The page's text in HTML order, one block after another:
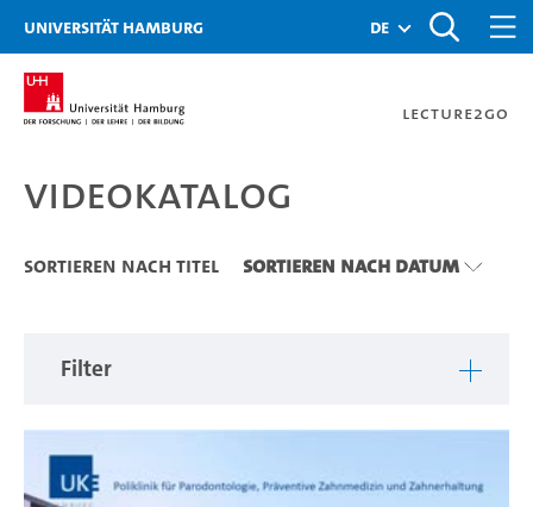
Zu den Filtern
Zur Metanavigation
Zur Hauptnavigation
Zur Suche
Zum Inhalt
Zum Seitenfuss
Universität Hamburg de
Lecture2Go
Videokatalog
Videokatalog
Sortieren nach Titel Sortieren nach Datum
Filter